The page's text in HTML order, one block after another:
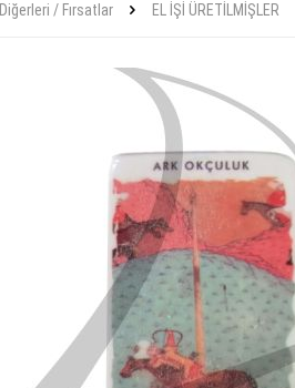
Diğerleri / Fırsatlar EL İŞİ ÜRETİLMİŞLER